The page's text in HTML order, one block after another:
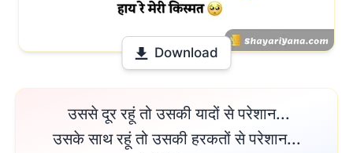
Download
उससे दूर रहूं तो उसकी यादों से परेशान...
उसके साथ रहूं तो उसकी हरकतों से परेशान...